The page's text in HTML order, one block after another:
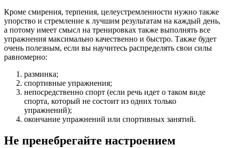
Кроме смирения, терпения, целеустремленности нужно также
упорство и стремление к лучшим результатам на каждый день,
а потому имеет смысл на тренировках также выполнять все
упражнения максимально качественно и быстро. Также будет
очень полезным, если вы научитесь распределять свои силы
равномерно:
разминка;
спортивные упражнения;
непосредственно спорт (если речь идет о таком виде
спорта, который не состоит из одних только
упражнений);
окончание упражнений или спортивных занятий.
Не пренебрегайте настроением